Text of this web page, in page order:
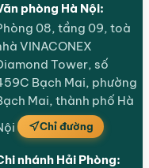
phòng Hà Nội:
08, tầng 09, toà
VINACONEX
Tower, số
Bạch Mai, phường
Mai, thành phố Hà
Chỉ đường
nhánh Hải Phòng: